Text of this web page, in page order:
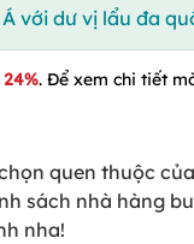
với dư vị lẩu đa
. Để xem chi tiết
quen thuộc
sách nhà hàng
nha!